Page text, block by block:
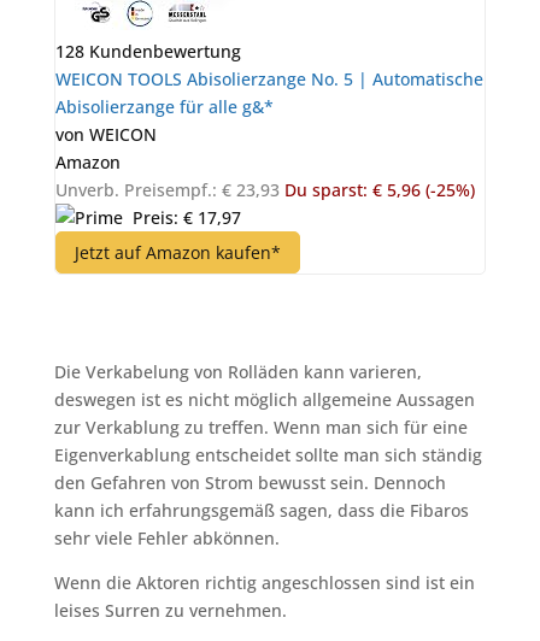
128 Kundenbewertung
WEICON TOOLS Abisolierzange No. 5 | Automatische
Abisolierzange für alle g&*
von WEICON
Amazon
Unverb. Preisempf.: € 23,93 Du sparst: € 5,96 (-25%)
Preis: € 17,97
Jetzt auf Amazon kaufen*
Die Verkabelung von Rolläden kann varieren,
deswegen ist es nicht möglich allgemeine Aussagen
zur Verkablung zu treffen. Wenn man sich für eine
Eigenverkablung entscheidet sollte man sich ständig
den Gefahren von Strom bewusst sein. Dennoch
kann ich erfahrungsgemäß sagen, dass die Fibaros
sehr viele Fehler abkönnen.
Wenn die Aktoren richtig angeschlossen sind ist ein
leises Surren zu vernehmen.